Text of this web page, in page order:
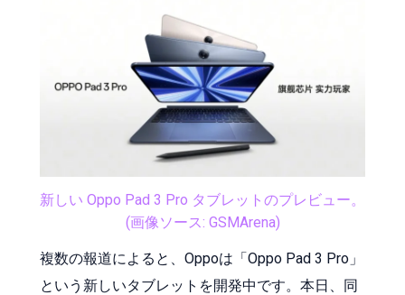
新しい Oppo Pad 3 Pro タブレットのプレビュー。
(画像ソース: GSMArena)
複数の報道によると、Oppoは「Oppo Pad 3 Pro」
という新しいタブレットを開発中です。本日、同